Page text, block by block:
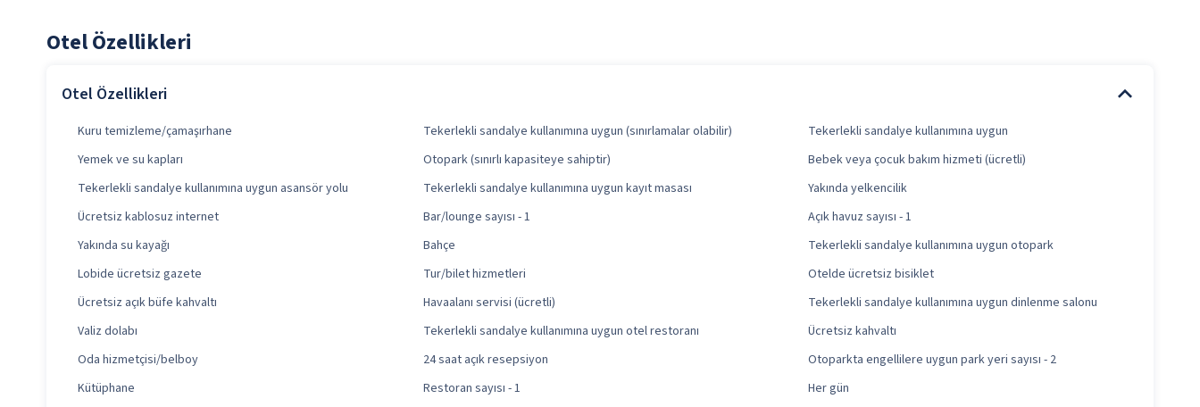
Otel Özellikleri
Otel Özellikleri
Kuru temizleme/çamaşırhane Tekerlekli sandalye kullanımına uygun (sınırlamalar olabilir)
Tekerlekli sandalye kullanımına uygun
Yemek ve su kapları
Otopark (sınırlı kapasiteye sahiptir)
Bebek veya çocuk bakım hizmeti (ücretli)
Tekerlekli sandalye kullanımına uygun asansör yolu
Tekerlekli sandalye kullanımına uygun kayıt masası
Yakında yelkencilik
Ücretsiz kablosuz internet
Bar/lounge sayısı - 1
Açık havuz sayısı - 1
Yakında su kayağı
Bahçe
Tekerlekli sandalye kullanımına uygun otopark
Lobide ücretsiz gazete
Tur/bilet hizmetleri
Otelde ücretsiz bisiklet
Ücretsiz açık büfe kahvaltı
Havaalanı servisi (ücretli)
Tekerlekli sandalye kullanımına uygun dinlenme salonu
Valiz dolabı
Tekerlekli sandalye kullanımına uygun otel restoranı
Ücretsiz kahvaltı
Oda hizmetçisi/belboy
24 saat açık resepsiyon
Otoparkta engellilere uygun park yeri sayısı - 2
Kütüphane
Restoran sayısı - 1
Her gün